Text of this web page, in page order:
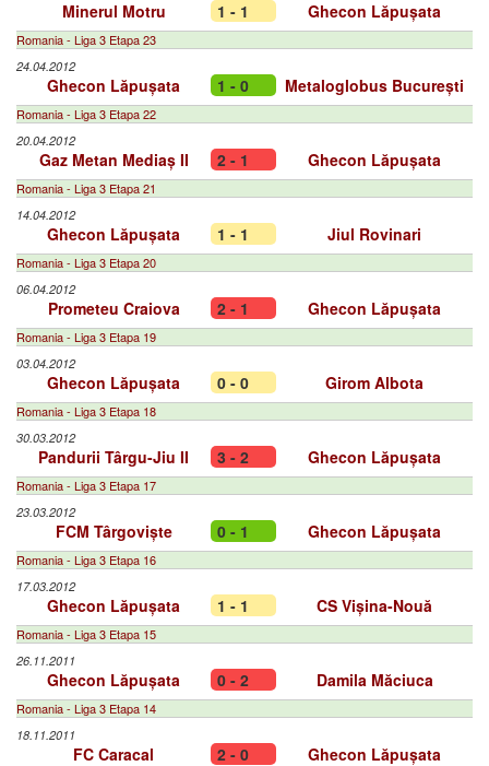
Minerul Motru 1 - 1 Ghecon Lăpușata
Romania - Liga 3 Etapa 23
24.04.2012
Ghecon Lăpușata 1 - 0 Metaloglobus București
Romania - Liga 3 Etapa 22
20.04.2012
Gaz Metan Mediaș II 2 - 1 Ghecon Lăpușata
Romania - Liga 3 Etapa 21
14.04.2012
Ghecon Lăpușata 1 - 1 Jiul Rovinari
Romania - Liga 3 Etapa 20
06.04.2012
Prometeu Craiova 2 - 1 Ghecon Lăpușata
Romania - Liga 3 Etapa 19
03.04.2012
Ghecon Lăpușata 0 - 0 Girom Albota
Romania - Liga 3 Etapa 18
30.03.2012
Pandurii Târgu-Jiu II 3 - 2 Ghecon Lăpușata
Romania - Liga 3 Etapa 17
23.03.2012
FCM Târgoviște 0 - 1 Ghecon Lăpușata
Romania - Liga 3 Etapa 16
17.03.2012
Ghecon Lăpușata 1 - 1 CS Vișina-Nouă
Romania - Liga 3 Etapa 15
26.11.2011
Ghecon Lăpușata 0 - 2 Damila Măciuca
Romania - Liga 3 Etapa 14
18.11.2011
FC Caracal 2 - 0 Ghecon Lăpușata